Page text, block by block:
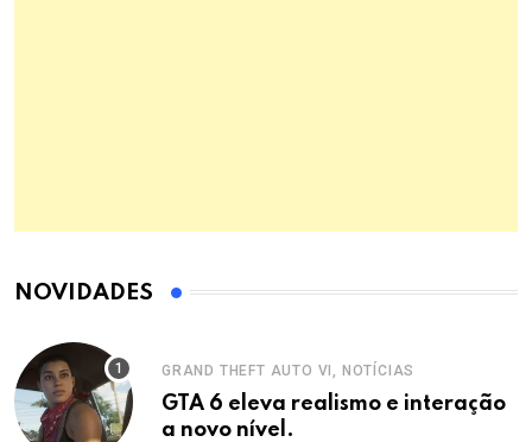
NOVIDADES
GRAND THEFT AUTO VI, NOTÍCIAS
GTA 6 eleva realismo e interação
a novo nível.